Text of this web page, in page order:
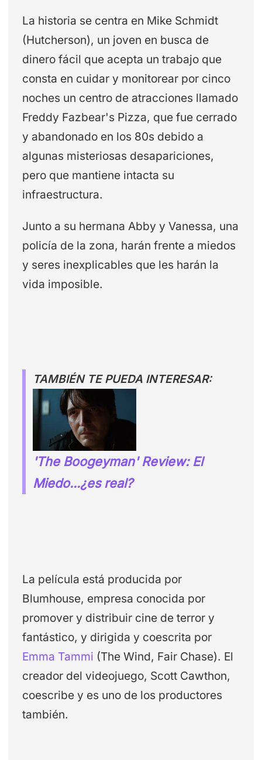
La historia se centra en Mike Schmidt
(Hutcherson), un joven en busca de
dinero fácil que acepta un trabajo que
consta en cuidar y monitorear por cinco
noches un centro de atracciones llamado
Freddy Fazbear's Pizza, que fue cerrado
y abandonado en los 80s debido a
algunas misteriosas desapariciones,
pero que mantiene intacta su
infraestructura.
Junto a su hermana Abby y Vanessa, una
policía de la zona, harán frente a miedos
y seres inexplicables que les harán la
vida imposible.
TAMBIÉN TE PUEDA INTERESAR:
'The Boogeyman' Review: El
Miedo...¿es real?
La película está producida por
Blumhouse, empresa conocida por
promover y distribuir cine de terror y
fantástico, y dirigida y coescrita por
Emma Tammi (The Wind, Fair Chase). El
creador del videojuego, Scott Cawthon,
coescribe y es uno de los productores
también.